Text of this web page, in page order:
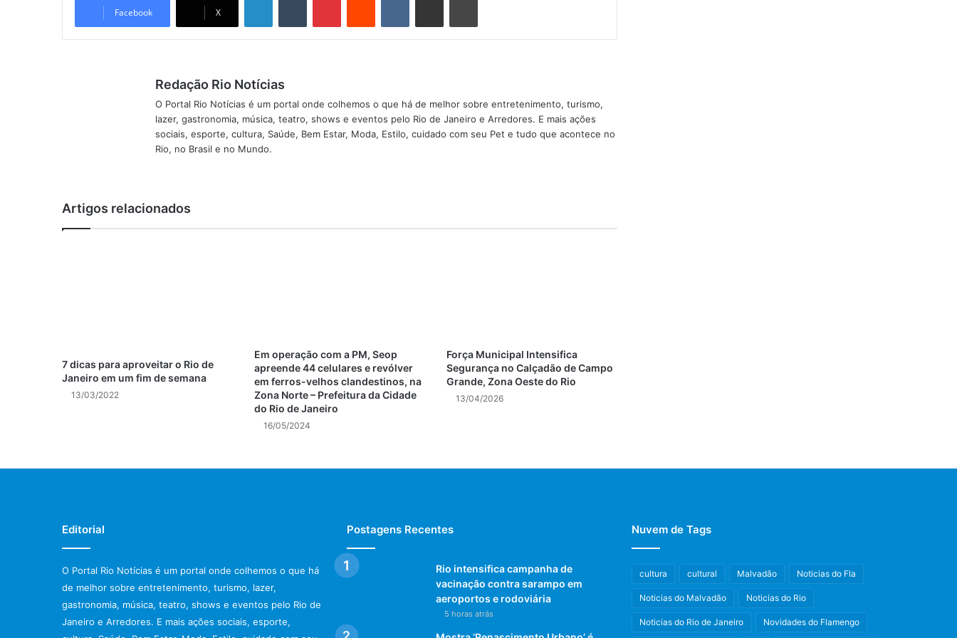
Facebook X
Redação Rio Notícias
O Portal Rio Notícias é um portal onde colhemos o que há de melhor sobre entretenimento, turismo,
lazer, gastronomia, música, teatro, shows e eventos pelo Rio de Janeiro e Arredores. E mais ações
sociais, esporte, cultura, Saúde, Bem Estar, Moda, Estilo, cuidado com seu Pet e tudo que acontece no
Rio, no Brasil e no Mundo.
Artigos relacionados
7 dicas para aproveitar o Rio de
Janeiro em um fim de semana
13/03/2022
Em operação com a PM, Seop
apreende 44 celulares e revólver
em ferros-velhos clandestinos, na
Zona Norte – Prefeitura da Cidade
do Rio de Janeiro
16/05/2024
Força Municipal Intensifica
Segurança no Calçadão de Campo
Grande, Zona Oeste do Rio
13/04/2026
Editorial
O Portal Rio Notícias é um portal onde colhemos o que há
de melhor sobre entretenimento, turismo, lazer,
gastronomia, música, teatro, shows e eventos pelo Rio de
Janeiro e Arredores. E mais ações sociais, esporte,
Postagens Recentes
Rio intensifica campanha de
vacinação contra sarampo em
aeroportos e rodoviária
5 horas atrás
Nuvem de Tags
cultura cultural Malvadão Noticias do Fla
Noticias do Malvadão Noticias do Rio
Noticias do Rio de Janeiro Novidades do Flamengo